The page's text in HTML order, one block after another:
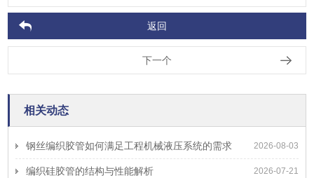
返回
下一个
相关动态
2026-08-03
钢丝编织胶管如何满足工程机械液压系统的需求
2026-07-21
编织硅胶管的结构与性能解析